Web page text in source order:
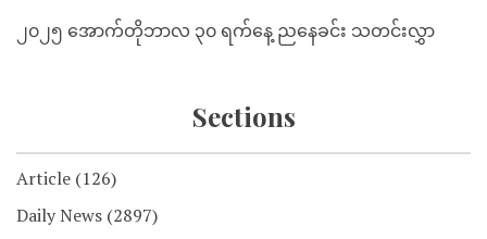
၂၀၂၅ အောက်တိုဘာလ ၃၀ ရက်နေ့ ညနေခင်း သတင်းလွှာ
Sections
Article (126)
Daily News (2897)